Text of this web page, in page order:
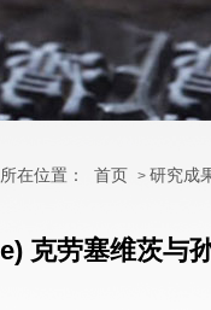
所在位置： 首页 > 研究成
克劳塞维茨